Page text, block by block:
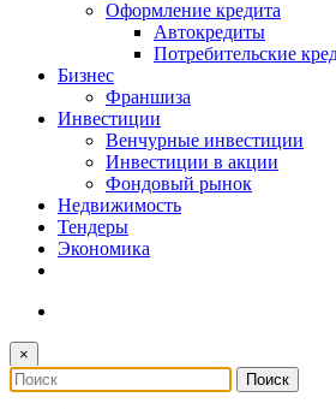
Оформление кредита
Автокредиты
Потребительские
Бизнес
Франшиза
Инвестиции
Венчурные инвестиции
Инвестиции в акции
Фондовый рынок
Недвижимость
Тендеры
Экономика
×